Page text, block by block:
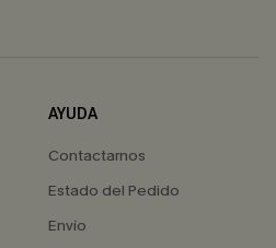
AYUDA
Contactarnos
Estado del Pedido
Envío